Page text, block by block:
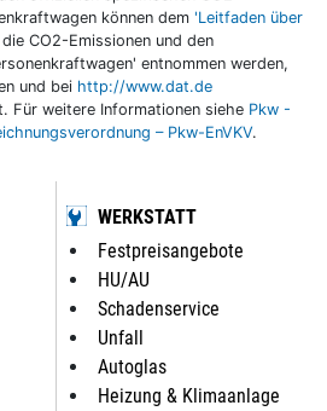
können dem 'Leitfaden über
die CO2-Emissionen und den
entnommen werden,
und bei http://www.dat.de
Für weitere Informationen siehe Pkw -
– Pkw-EnVKV.
WERKSTATT
Festpreisangebote
HU/AU
Schadenservice
Unfall
Autoglas
Heizung & Klimaanlage